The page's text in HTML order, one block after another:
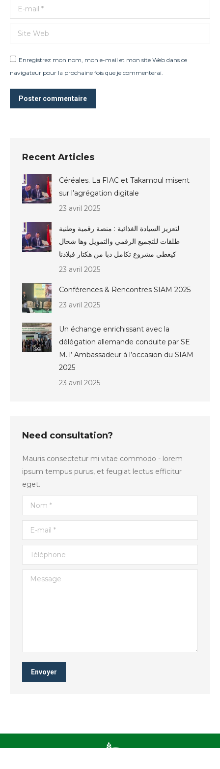
E-mail *
Site Web
Enregistrez mon nom, mon e-mail et mon site Web dans ce
navigateur pour la prochaine fois que je commenterai.
Poster commentaire
Recent Articles
Céréales. La FIAC et Takamoul misent
sur l’agrégation digitale
23 avril 2025
لتعزيز السيادة الغذائية : منصة رقمية وطنية
طلقات للتجميع الرقمي والتمويل وها شحال
كيغطي مشروع تكامل دبا من هكتار فبلادنا
23 avril 2025
Conférences & Rencontres SIAM 2025
23 avril 2025
Un échange enrichissant avec la
délégation allemande conduite par SE
M. l’ Ambassadeur à l’occasion du SIAM
2025
23 avril 2025
Need consultation?
Mauris consectetur mi vitae commodo - lorem
ipsum tempus purus, et feugiat lectus efficitur
eget.
Nom *
E-mail *
Téléphone
Message
Envoyer